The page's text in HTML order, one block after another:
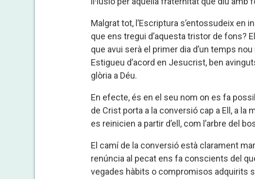
Malgrat tot, l’Escriptura s’entossudeix en
que ens tregui d’aquesta tristor de fons?
que avui serà el primer dia d’un temps
Estigueu d’acord en Jesucrist, ben
glòria a Déu.
En efecte, és en el seu nom on es fa
de Crist porta a la conversió cap a Ell, a
es reinicien a partir d’ell, com l’arbre del
El camí de la conversió està clarament
renúncia al pecat ens fa conscients del
vegades hàbits o compromisos adquirits